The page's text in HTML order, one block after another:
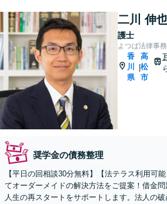
二川 伸
護士
よつば法律事
香
川
県
|
高
松
市
奨学金の債務整理
【平日の回相談30分無料】【法テラス利用可
てオーダーメイドの解決方法をご提案！借金
人生の再スタートをサポートします。法人の